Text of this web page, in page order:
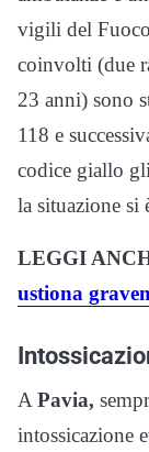
vigili del
coinvolti (due
23 anni) sono
118 e
codice giallo
la situazione si
LEGGI
ustiona
APavia,
intossicazione